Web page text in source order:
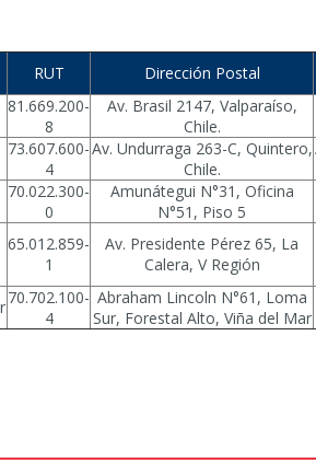
RUT Dirección Postal
81.669.200-
8
Av. Brasil 2147, Valparaíso,
Chile.
73.607.600-
4
Av. Undurraga 263-C, Quintero,
Chile.
70.022.300-
0
Amunátegui N°31, Oficina
N°51, Piso 5
65.012.859-
1
Av. Presidente Pérez 65, La
Calera, V Región
70.702.100-
4
Abraham Lincoln N°61, Loma
Sur, Forestal Alto, Viña del Mar